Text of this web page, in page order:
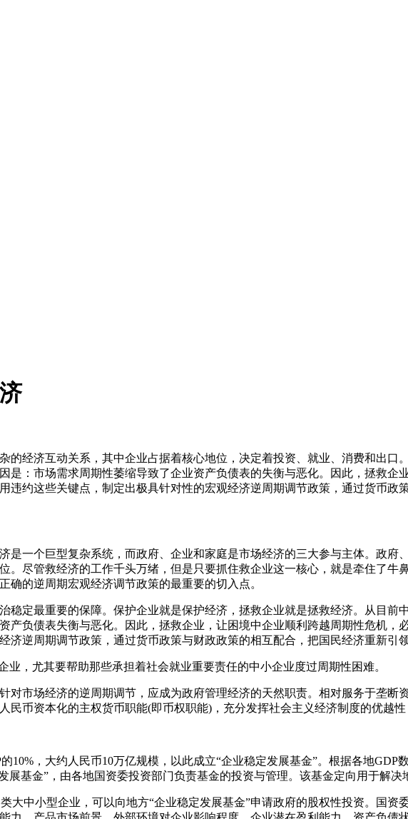
的经济互动关系，其中企业占据着核心地位，决定着投资、就业、消费和出口
是：市场需求周期性萎缩导致了企业资产负债表的失衡与恶化。因此，拯救企
约这些关键点，制定出极具针对性的宏观经济逆周期调节政策，通过货币政
是一个巨型复杂系统，而政府、企业和家庭是市场经济的三大参与主体。政府
。尽管救经济的工作千头万绪，但是只要抓住救企业这一核心，就是牵住了牛
的逆周期宏观经济调节政策的最重要的切入点。
稳定最重要的保障。保护企业就是保护经济，拯救企业就是拯救经济。从目前
产负债表失衡与恶化。因此，拯救企业，让困境中企业顺利跨越周期性危机，
逆周期调节政策，通过货币政策与财政政策的相互配合，把国民经济重新引
，尤其要帮助那些承担着社会就业重要责任的中小企业度过周期性困难。
对市场经济的逆周期调节，应成为政府管理经济的天然职责。相对服务于垄断
币资本化的主权货币职能(即币权职能)，充分发挥社会主义经济制度的优越性
，大约人民币10万亿规模，以此成立“企业稳定发展基金”。 根据各地GDP
基金”，由各地国资委投资部门负责基金的投资与管理。该基金定向用于解决
中小型企业，可以向地方“企业稳定发展基金”申请政府的股权性投资。
国资